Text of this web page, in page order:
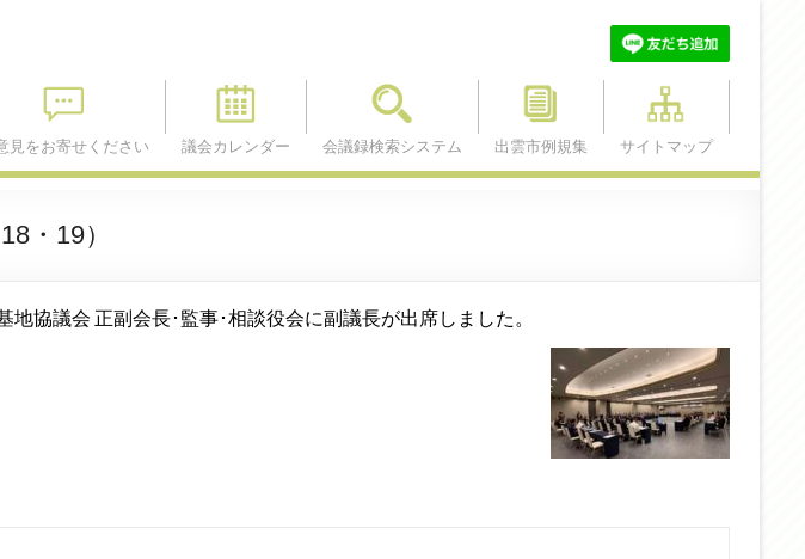
見をお寄せください 議会カレンダー 会議録検索システム 出雲市例規集 サイトマップ
・19）
協議会 正副会長･監事･相談役会に副議長が出席しました。